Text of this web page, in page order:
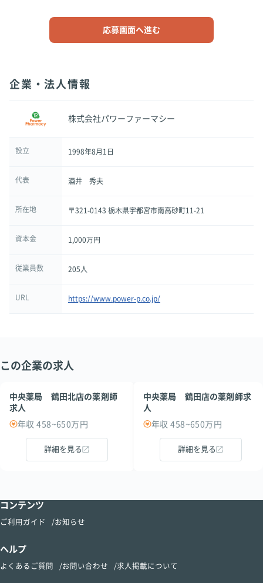
応募画面へ進む
企業・法人情報
株式会社パワーファーマシー
設立 1998年8月1日
代表 酒井 秀夫
所在地 〒321-0143 栃木県宇都宮市南高砂町11-21
資本金 1,000万円
従業員数 205人
URL https://www.power-p.co.jp/
この企業の求人
中央薬局 鶴田北店の薬剤師
求人
年収 458~650万円
詳細を見る
中央薬局 鶴田店の薬剤師求
人
年収 458~650万円
詳細を見る
コンテンツ
ご利用ガイド お知らせ
ヘルプ
よくあるご質問 お問い合わせ 求人掲載について